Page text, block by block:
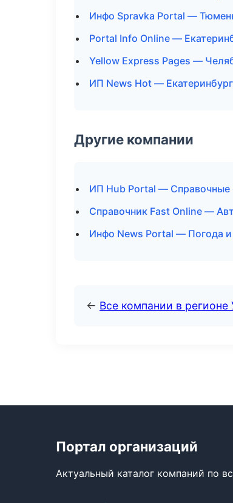
Инфо Spravka Portal —
Portal Info Online —
Yellow Express Pages —
ИП News Hot — Екатеринбург
Другие компании
ИП Hub Portal — Справочные
Справочник Fast Online —
Инфо News Portal — Погода
← Все компании в
Портал организаций
Актуальный каталог компаний по